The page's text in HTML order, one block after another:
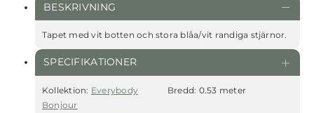
BESKRIVNING
Tapet med vit botten och stora blåa/vit randiga stjärnor.
SPECIFIKATIONER
Kollektion: Everybody
Bonjour
Bredd: 0.53 meter